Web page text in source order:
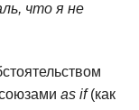
что я не
as if(как